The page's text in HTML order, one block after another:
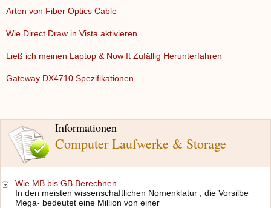
Informationen
Computer Laufwerke & Storage
Wie MB bis GB Berechnen
In den meisten wissenschaftlichen Nomenklatur , die Vorsilbe
Mega- bedeutet eine Million von einer
Arten von Fiber Optics Cable
Wie Direct Draw in Vista aktivieren
Ließ ich meinen Laptop & Now It Zufällig Herunterfahren
Gateway DX4710 Spezifikationen